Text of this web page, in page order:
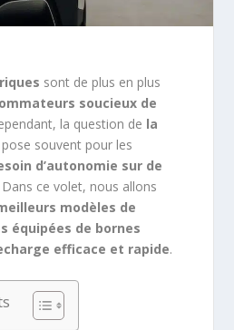
sont de plus en plus
soucieux de
la question de la
pose souvent pour les
d’autonomie sur de
Dans ce volet, nous allons
modèles de
équipées de bornes
efficace et rapide.